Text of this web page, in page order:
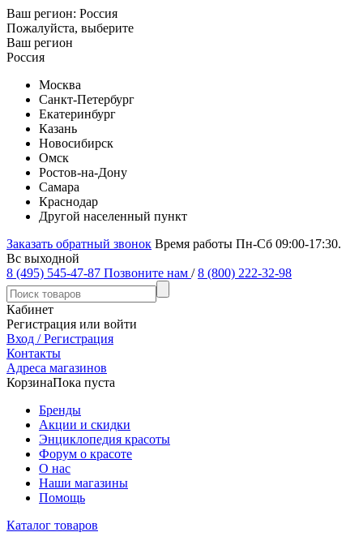
Ваш регион: Россия
Пожалуйста, выберите
Ваш регион
Россия
Москва
Санкт-Петербург
Екатеринбург
Казань
Новосибирск
Омск
Ростов-на-Дону
Самара
Краснодар
Другой населенный пункт
Заказать обратный звонок Время работы Пн-Сб 09:00-17:30.
Вс выходной
8 (495) 545-47-87 Позвоните нам / 8 (800) 222-32-98
Кабинет
Регистрация или войти
Вход / Регистрация
Контакты
Адреса магазинов
КорзинаПока пуста
Бренды
Акции и скидки
Энциклопедия красоты
Форум о красоте
О нас
Наши магазины
Помощь
Каталог товаров